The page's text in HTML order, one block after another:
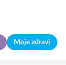
Moje zdraví